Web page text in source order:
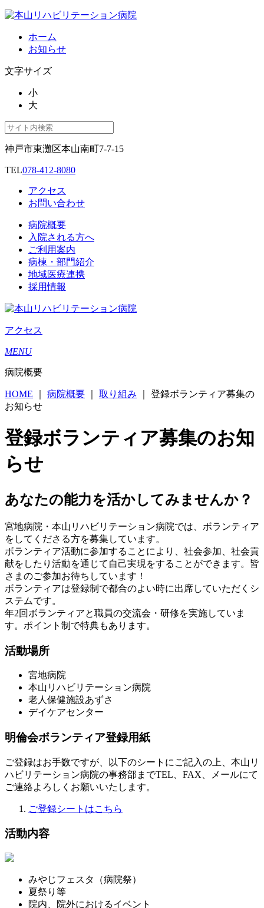
ホーム
お知らせ
文字サイズ
小
大
神戸市東灘区本山南町7-7-15
TEL078-412-8080
アクセス
お問い合わせ
病院概要
入院される方へ
ご利用案内
病棟・部門紹介
地域医療連携
採用情報
アクセス
MENU
病院概要
HOME 病院概要 取り組み
登録ボランティア募集の
お知らせ
登録ボランティア募集のお知
らせ
あなたの能力を活かしてみませんか？
宮地病院・本山リハビリテーション病院では、ボランティア
をしてくださる方を募集しています。
ボランティア活動に参加することにより、社会参加、社会貢
献をしたり活動を通じて自己実現をすることができます。皆
さまのご参加お待ちしています！
ボランティアは登録制で都合のよい時に出席していただくシ
ステムです。
年2回ボランティアと職員の交流会・研修を実施していま
す。ポイント制で特典もあります。
活動場所
宮地病院
本山リハビリテーション病院
老人保健施設あずさ
デイケアセンター
明倫会ボランティア登録用紙
ご登録はお手数ですが、以下のシートにご記入の上、本山リ
ハビリテーション病院の事務部までTEL、FAX、メールにて
ご連絡よろしくお願いいたします。
ご登録シートはこちら
活動内容
みやじフェスタ（病院祭）
夏祭り等
院内、院外におけるイベント